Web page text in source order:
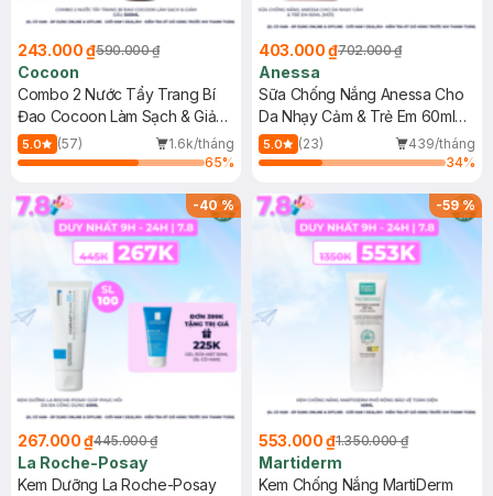
243.000 ₫590.000 ₫
Cocoon
Combo 2 Nước Tẩy Trang Bí
Đao Cocoon Làm Sạch & Giảm
Dầu 500ml
5.0 (57)
1.6k/tháng
65%
403.000 ₫702.000 ₫
Anessa
Sữa Chống Nắng Anessa Cho
Da Nhạy Cảm & Trẻ Em 60ml
(Mới)
5.0 (23)
439/tháng
34%
-40%
267.000 ₫445.000 ₫
La Roche-Posay
Kem Dưỡng La Roche-Posay
-59%
553.000 ₫1.350.000 ₫
Martiderm
Kem Chống Nắng MartiDerm